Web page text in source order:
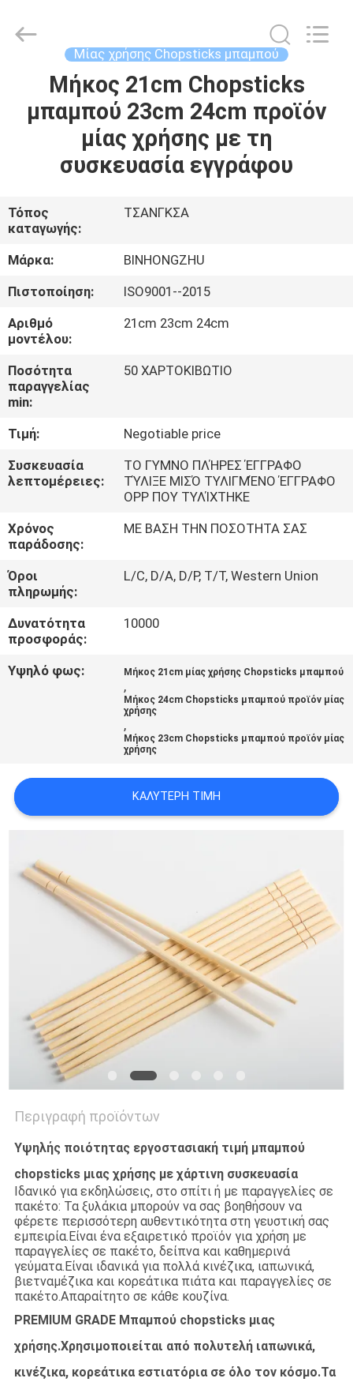
ΣΠΊΤΙ
ΠΡΟΪΌΝΤΑ
ΕΜΕΊΣ
ΓΎΡΟΣ
ΕΡΓΟΣΤΑΣΊΩΝ
ΠΟΙΟΤΙΚΌΣ
ΈΛΕΓΧΟΣ
ΕΛΆΤΕ
ΣΕ
ΕΠΑΦΉ
ΜΕ
ΕΙΔΉΣΕΙΣ
SITEMAP
PRIVACY
and
Export
Μίας χρήσης Chopsticks μπαμπού
Μήκος 21cm Chopsticks
μπαμπού 23cm 24cm προϊόν
μίας χρήσης με τη
συσκευασία εγγράφου
Τόπος
καταγωγής:
ΤΣΑΝΓΚΣΑ
Μάρκα:
BINHONGZHU
Πιστοποίηση:
ISO9001--2015
Αριθμό
μοντέλου:
21cm 23cm 24cm
Ποσότητα
παραγγελίας
min:
50 ΧΑΡΤΟΚΙΒΩΤΙΟ
Τιμή:
Negotiable price
Συσκευασία
λεπτομέρειες:
ΤΟ ΓΥΜΝΟ ΠΛΉΡΕΣ ΈΓΓΡΑΦΟ
ΤΎΛΙΞΕ ΜΙΣΌ ΤΥΛΙΓΜΈΝΟ ΈΓΓΡΑΦΟ
OPP ΠΟΥ ΤΥΛΊΧΤΗΚΕ
Χρόνος
παράδοσης:
ΜΕ ΒΑΣΗ ΤΗΝ ΠΟΣΟΤΗΤΑ ΣΑΣ
Όροι
πληρωμής:
L/C, D/A, D/P, T/T, Western Union
Δυνατότητα
προσφοράς:
10000
Υψηλό φως: Μήκος 21cm μίας χρήσης Chopsticks μπαμπού
,
Μήκος 24cm Chopsticks μπαμπού προϊόν μίας
χρήσης
,
Μήκος 23cm Chopsticks μπαμπού προϊόν μίας
χρήσης
ΚΑΛΎΤΕΡΗ ΤΙΜΉ
Περιγραφή προϊόντων
Υψηλής ποιότητας εργοστασιακή τιμή μπαμπού
chopsticks μιας χρήσης με χάρτινη συσκευασία
Ιδανικό για εκδηλώσεις, στο σπίτι ή με παραγγελίες σε
πακέτο: Τα ξυλάκια μπορούν να σας βοηθήσουν να
φέρετε περισσότερη αυθεντικότητα στη γευστική σας
εμπειρία.Είναι ένα εξαιρετικό προϊόν για χρήση με
παραγγελίες σε πακέτο, δείπνα και καθημερινά
γεύματα.Είναι ιδανικά για πολλά κινέζικα, ιαπωνικά,
βιετναμέζικα και κορεάτικα πιάτα και παραγγελίες σε
πακέτο.Απαραίτητο σε κάθε κουζίνα.
PREMIUM GRADE Μπαμπού chopsticks μιας
χρήσης.Χρησιμοποιείται από πολυτελή ιαπωνικά,
κινέζικα, κορεάτικα εστιατόρια σε όλο τον κόσμο.Τα